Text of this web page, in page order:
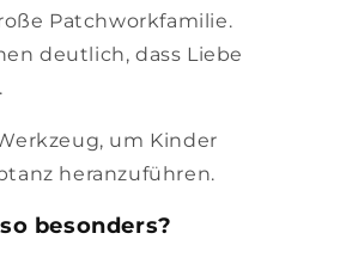
Patchworkfamilie.
deutlich, dass Liebe
um Kinder
heranzuführen.
besonders?